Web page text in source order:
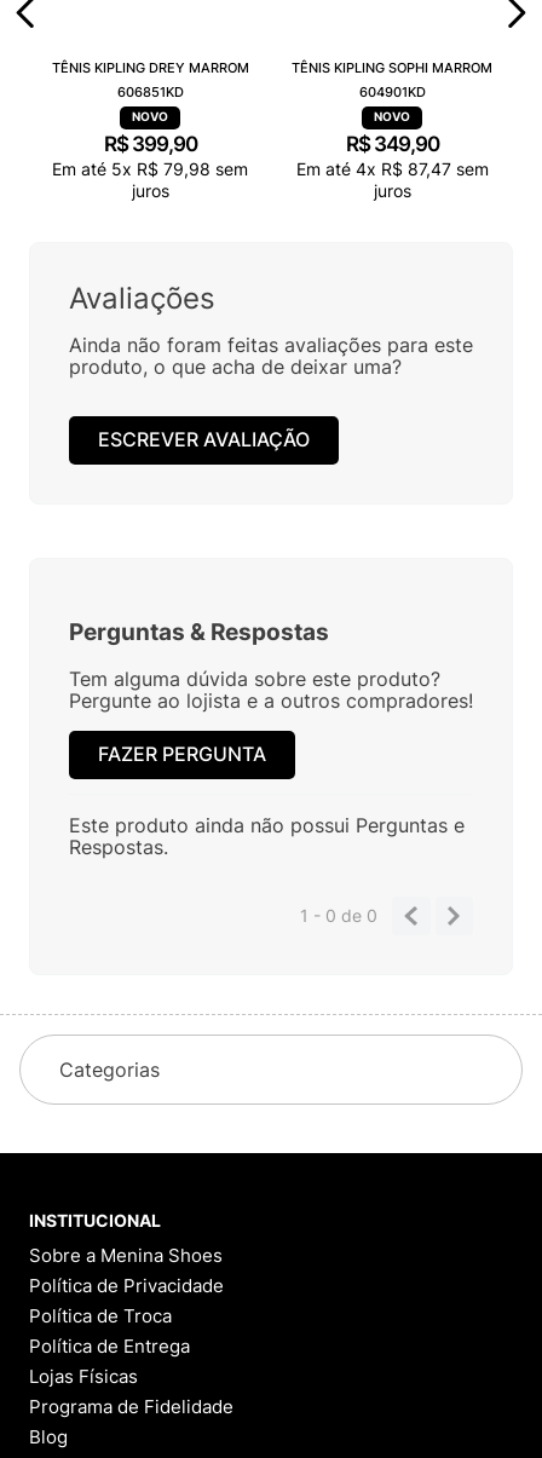
TÊNIS KIPLING DREY MARROM
606851KD
R$ 399,90
Em até 5x R$ 79,98 sem
juros
TÊNIS KIPLING SOPHI MARROM
604901KD
R$ 349,90
Em até 4x R$ 87,47sem
juros
Avaliações
Ainda não foram feitas avaliações para este
produto, o que acha de deixar uma?
ESCREVER AVALIAÇÃO
Perguntas & Respostas
Tem alguma dúvida sobre este produto?
Pergunte ao lojista e a outros compradores!
FAZER PERGUNTA
Este produto ainda não possui Perguntas e
Respostas.
1 - 0de 0
Categorias
INSTITUCIONAL
Sobre a Menina Shoes
Política de Privacidade
Política de Troca
Política de Entrega
Lojas Físicas
Programa de Fidelidade
Blog